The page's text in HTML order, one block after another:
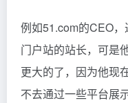
例如51.com的CEO
门户站的站长，可是
更大的了，因为他现
不去通过一些平台展